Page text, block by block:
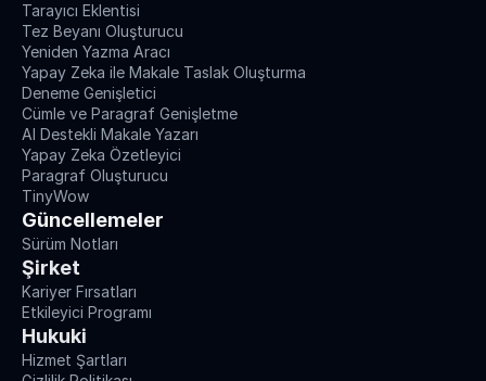
Tarayıcı Eklentisi
Tez Beyanı Oluşturucu
Yeniden Yazma Aracı
Yapay Zeka ile Makale Taslak Oluşturma
Deneme Genişletici
Cümle ve Paragraf Genişletme
AI Destekli Makale Yazarı
Yapay Zeka Özetleyici
Paragraf Oluşturucu
TinyWow
Güncellemeler
Sürüm Notları
Şirket
Kariyer Fırsatları
Etkileyici Programı
Hukuki
Hizmet Şartları